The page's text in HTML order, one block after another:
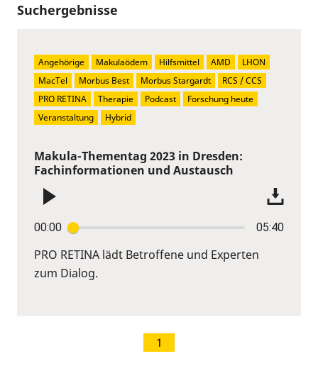
Suchergebnisse
Makula-Thementag 2023 in Dresden:
Fachinformationen und Austausch
00:00 05:40
PRO RETINA lädt Betroffene und Experten
zum Dialog.
Angehörige Makulaödem Hilfsmittel AMD
LHON
MacTel
Morbus Best Morbus Stargardt
RCS / CCS
PRO RETINA
Therapie Podcast
Forschung heute
Veranstaltung
Hybrid
1